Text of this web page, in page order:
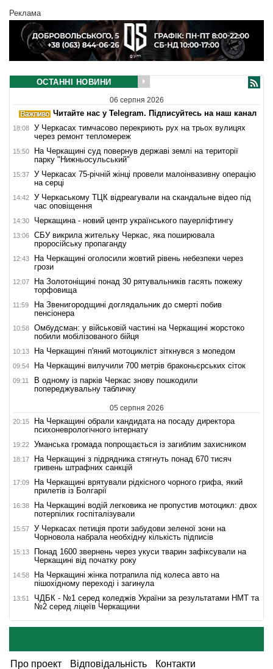
Реклама
ОСТАННІ НОВИНИ
06 серпня 2026
Читайте нас у Telegram. Підписуйтесь на наш канал
18:08
У Черкасах тимчасово перекриють рух на трьох вулицях
через ремонт тепломереж
15:50
На Черкащині суд повернув державі землі на території
парку "Нижньосульський"
15:37
У Черкасах 75-річній жінці провели малоінвазивну операцію
на серці
14:42
У Черкаському ТЦК відреагували на скандальне відео під
час оповіщення
14:30 Черкащина - новий центр українського пауерліфтингу
13:06
СБУ викрила жительку Черкас, яка поширювала
проросійську пропаганду
12:43
На Черкащині оголосили жовтий рівень небезпеки через
грози
12:07
На Золотоніщині понад 30 рятувальників гасять пожежу
торфовища
11:59
На Звенигородщині доглядальник до смерті побив
пенсіонера
10:58
Омбудсман: у військовій частині на Черкащині жорстоко
побили мобілізованого бійця
10:13 На Черкащині п'яний мотоцикліст зіткнувся з мопедом
09:54 На Черкащині вилучили 700 метрів браконьєрських сіток
09:11
В одному із парків Черкас знову пошкодили
попереджувальну табличку
05 серпня 2026
20:15
На Черкащині обрали кандидата на посаду директора
психоневрологічного інтернату
19:22 Уманська громада попрощається із загиблим захисником
18:17
На Черкащині з підрядника стягнуть понад 670 тисяч
гривень штрафних санкцій
17:09
На Черкащині врятували рідкісного чорного грифа, який
прилетів із Болгарії
16:38
На Черкащині водій легковика не пропустив мотоцикл: двох
потерпілих госпіталізували
15:57
У Черкасах петиція проти забудови зеленої зони на
Чорновола набрала необхідну кількість підписів
15:13
Понад 1600 звернень через укуси тварин зафіксували на
Черкащині від початку року
14:58
На Черкащині жінка потрапила під колеса авто на
пішохідному переході і загинула
13:51
ЧДБК - №1 серед коледжів України за результатами НМТ та
№2 серед ліцеїв Черкащини
Про проект Відповідальність Контакти